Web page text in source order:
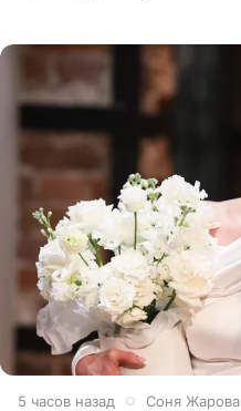
5 часов назад Соня Жарова